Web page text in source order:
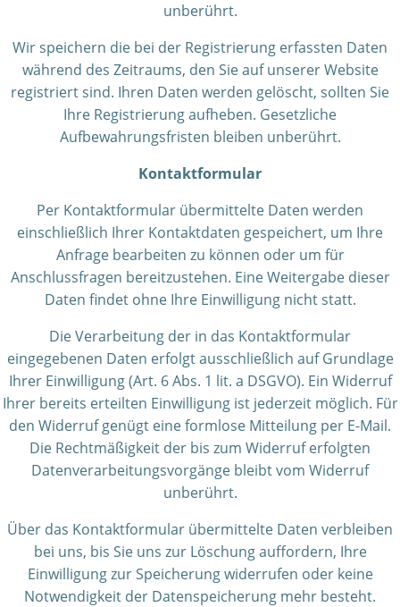
unberührt.
Wir speichern die bei der Registrierung erfassten Daten
während des Zeitraums, den Sie auf unserer Website
registriert sind. Ihren Daten werden gelöscht, sollten Sie
Ihre Registrierung aufheben. Gesetzliche
Aufbewahrungsfristen bleiben unberührt.
Kontaktformular
Per Kontaktformular übermittelte Daten werden
einschließlich Ihrer Kontaktdaten gespeichert, um Ihre
Anfrage bearbeiten zu können oder um für
Anschlussfragen bereitzustehen. Eine Weitergabe dieser
Daten findet ohne Ihre Einwilligung nicht statt.
Die Verarbeitung der in das Kontaktformular
eingegebenen Daten erfolgt ausschließlich auf Grundlage
Ihrer Einwilligung (Art. 6 Abs. 1 lit. a DSGVO). Ein Widerruf
Ihrer bereits erteilten Einwilligung ist jederzeit möglich. Für
den Widerruf genügt eine formlose Mitteilung per E-Mail.
Die Rechtmäßigkeit der bis zum Widerruf erfolgten
Datenverarbeitungsvorgänge bleibt vom Widerruf
unberührt.
Über das Kontaktformular übermittelte Daten verbleiben
bei uns, bis Sie uns zur Löschung auffordern, Ihre
Einwilligung zur Speicherung widerrufen oder keine
Notwendigkeit der Datenspeicherung mehr besteht.